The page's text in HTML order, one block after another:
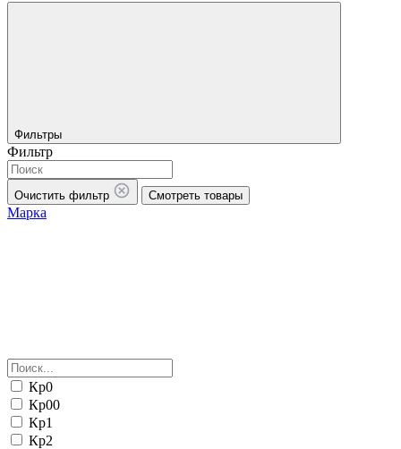
Фильтры
Фильтр
Очистить фильтр Смотреть товары
Марка
Кр0
Кр00
Кр1
Кр2